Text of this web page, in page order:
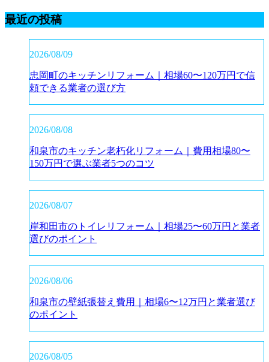
最近の投稿
2026/08/09
忠岡町のキッチンリフォーム｜相場60〜120万円で信
頼できる業者の選び方
2026/08/08
和泉市のキッチン老朽化リフォーム｜費用相場80〜
150万円で選ぶ業者5つのコツ
2026/08/07
岸和田市のトイレリフォーム｜相場25〜60万円と業者
選びのポイント
2026/08/06
和泉市の壁紙張替え費用｜相場6〜12万円と業者選び
のポイント
2026/08/05